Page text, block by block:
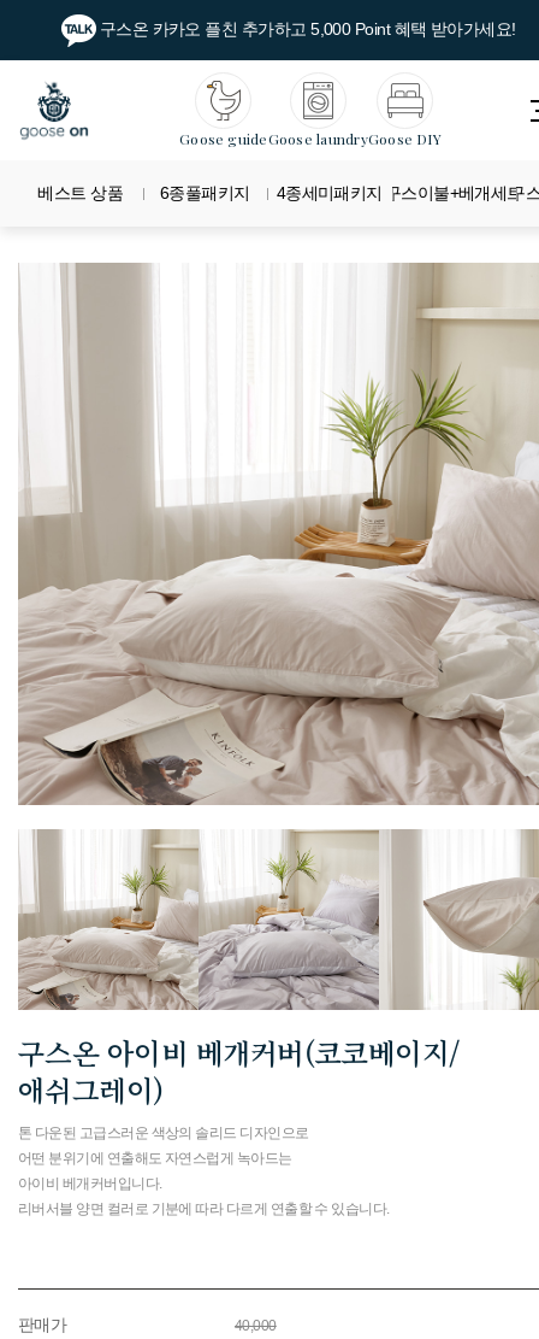
구스온 카카오 플친 추가하고 5,000 Point 혜택 받아가세요!
Goose guideGoose laundryGoose DIY
베스트 상품 6종풀패키지 4종세미패키지 구스이불+베개세트
구
구스온 아이비 베개커버(코코베이지/
애쉬그레이)
톤 다운된 고급스러운 색상의 솔리드 디자인으로
어떤 분위기에 연출해도 자연스럽게 녹아드는
아이비 베개커버입니다.
리버서블 양면 컬러로 기분에 따라 다르게 연출할 수 있습니다.
판매가 40,000